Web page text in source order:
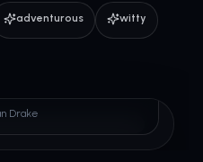
adventurous witty
Drake